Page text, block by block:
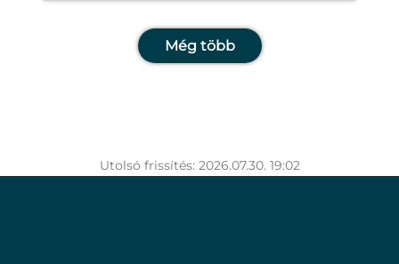
Még több
Utolsó frissítés: 2026.07.30. 19:02